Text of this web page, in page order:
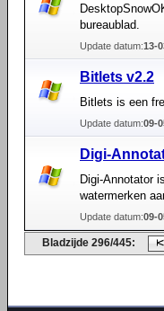
bureaublad.
Update datum:13-
Bitlets v2.2
Bitlets is een
Update datum:09-
Digi-
Digi-Annotator
watermerken
Update datum:09-
Bladzijde 296/445: